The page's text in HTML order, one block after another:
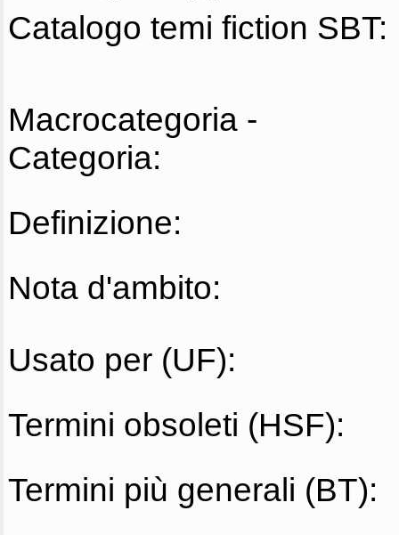
Catalogo temi fiction SBT:
Macrocategoria -
Categoria:
Definizione:
Nota d'ambito:
Usato per (UF):
Termini obsoleti (HSF):
Termini più generali (BT):